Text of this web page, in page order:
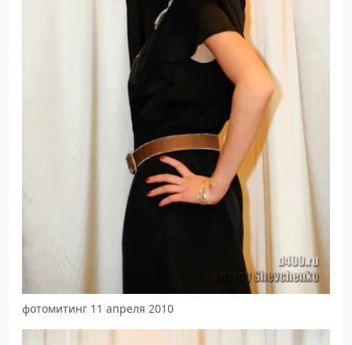
фотомитинг 11 апреля 2010